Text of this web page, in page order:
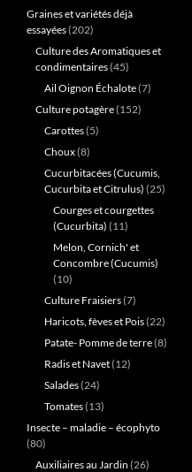
Graines et variétés déjà
essayées(202)
Culture des Aromatiques et
condimentaires(45)
Ail Oignon Échalote(7)
Culture potagère(152)
Carottes(5)
Choux(8)
Cucurbitacées (Cucumis,
Cucurbita et Citrulus) (25)
Courges et courgettes
(Cucurbita) (11)
Melon, Cornich' et
Concombre (Cucumis)
(10)
Culture Fraisiers(7)
Haricots, fèves et Pois(22)
Patate- Pomme de terre(8)
Radis et Navet(12)
Salades(24)
Tomates(13)
Insecte – maladie – écophyto
(80)
Auxiliaires au Jardin (26)